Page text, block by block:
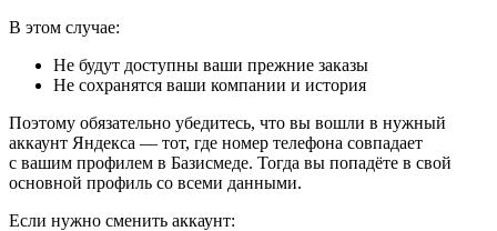
В этом случае:
Не будут доступны ваши прежние заказы
Не сохранятся ваши компании и история
Поэтому обязательно убедитесь, что вы вошли в нужный
аккаунт Яндекса — тот, где номер телефона совпадает
с вашим профилем в Базисмеде. Тогда вы попадёте в свой
основной профиль со всеми данными.
Если нужно сменить аккаунт: